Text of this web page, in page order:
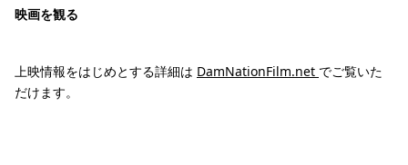
映画を観る
上映情報をはじめとする詳細は DamNationFilm.net でご覧いた
だけます。